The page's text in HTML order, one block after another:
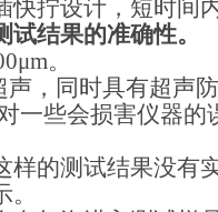
拧设计，短时间
试结果的准确性。
。
声，同时具有超声防
一些会损害仪器的
的测试结果没有